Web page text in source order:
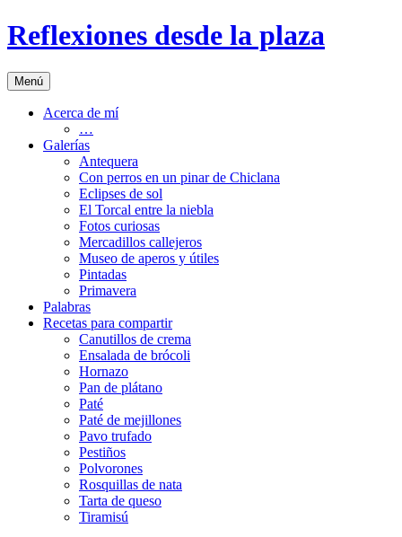
Saltar
al
Reflexiones desde la plaza
Menú
Acerca de mí
…
Galerías
Antequera
Con perros en un pinar de Chiclana
Eclipses de sol
El Torcal entre la niebla
Fotos curiosas
Mercadillos callejeros
Museo de aperos y útiles
Pintadas
Primavera
Palabras
Recetas para compartir
Canutillos de crema
Ensalada de brócoli
Hornazo
Pan de plátano
Paté
Paté de mejillones
Pavo trufado
Pestiños
Polvorones
Rosquillas de nata
Tarta de queso
Tiramisú